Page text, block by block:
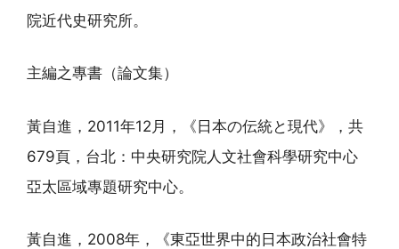
院近代史研究所。
主編之專書（論文集）
黃自進，2011年12月，《日本の伝統と現代》，共
679頁，台北：中央研究院人文社會科學研究中心
亞太區域專題研究中心。
黃自進，2008年，《東亞世界中的日本政治社會特